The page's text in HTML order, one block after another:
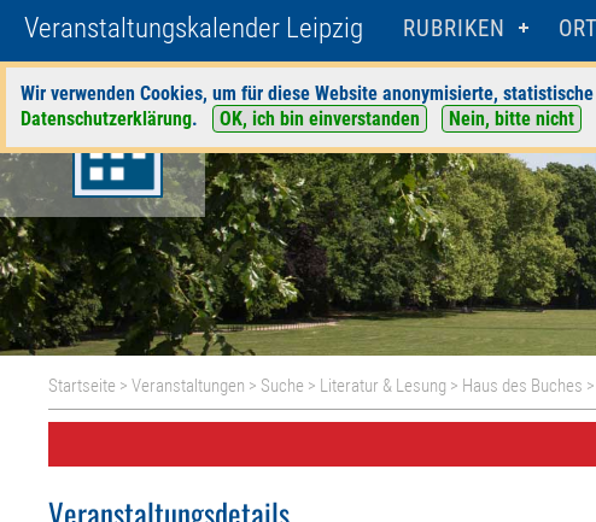
Veranstaltungskalender Leipzig RUBRIKEN
Wir verwenden Cookies, um für diese Website anonymisierte,
Datenschutzerklärung. OK, ich bin einverstanden Nein, bitte nicht
Startseite >Veranstaltungen > Suche > Literatur & Lesung > Haus des Buches
Veranstaltungsdetails